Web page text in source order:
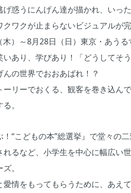
惑うにんげん達が描かれ、いっ
ワクが止まらないビジュアルが完
）～8月28日（日）東京・あう
あり、学びあり！「どうしてそ
の世界でおおあばれ！？
リーでおくる、観客を巻き込ん
。
“こどもの本”総選挙』で堂々の
るなど、小学生を中心に幅広い
。
情をもってもらうために、あえ